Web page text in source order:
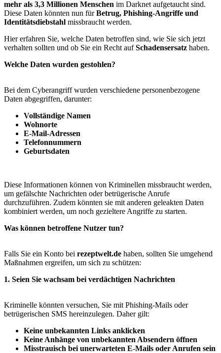
mehr als 3,3 Millionen Menschen im Darknet aufgetaucht sind.
Diese Daten könnten nun fürBetrug, Phishing-Angriffe und
Identitätsdiebstahl missbraucht werden.
Hier erfahren Sie, welche Daten betroffen sind, wie Sie sich jetzt
verhalten sollten und ob Sie ein Recht aufSchadensersatz haben.
Welche Daten wurden gestohlen?
Bei dem Cyberangriff wurden verschiedene personenbezogene
Daten abgegriffen, darunter:
Vollständige Namen
Wohnorte
E-Mail-Adressen
Telefonnummern
Geburtsdaten
Diese Informationen können von Kriminellen missbraucht werden,
um gefälschte Nachrichten oder betrügerische Anrufe
durchzuführen. Zudem könnten sie mit anderen geleakten Daten
kombiniert werden, um noch gezieltere Angriffe zu starten.
Was können betroffene Nutzer tun?
Falls Sie ein Konto bei rezeptwelt.de haben, sollten Sie umgehend
Maßnahmen ergreifen, um sich zu schützen:
1. Seien Sie wachsam bei verdächtigen Nachrichten
Kriminelle könnten versuchen, Sie mit Phishing-Mails oder
betrügerischen SMS hereinzulegen. Daher gilt:
Keine unbekannten Links anklicken
Keine Anhänge von unbekannten Absendern öffnen
Misstrauisch bei unerwarteten E-Mails oder Anrufen sein